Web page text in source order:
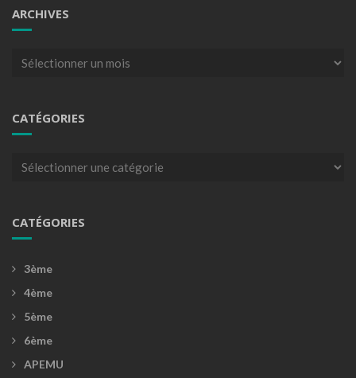
ARCHIVES
Archives
CATÉGORIES
Catégories
CATÉGORIES
3ème
4ème
5ème
6ème
APEMU